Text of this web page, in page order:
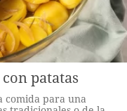
patatas
comida para una